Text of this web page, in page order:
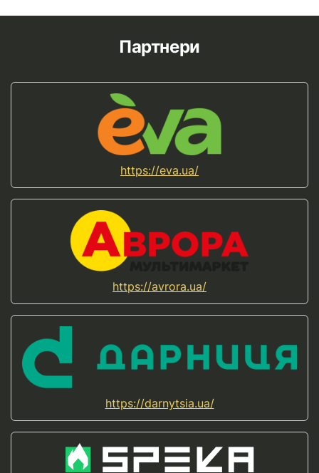
Партнери
https://eva.ua/
https://avrora.ua/
https://darnytsia.ua/